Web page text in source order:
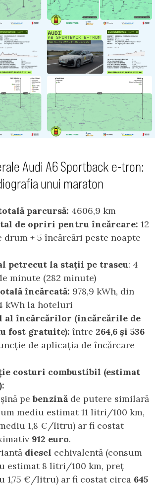
Audi A6 Sportback e-tron:
unui maraton
parcursă: 4606,9 km
de opriri pentru încărcare: 12
drum + 5 încărcări peste noapte
petrecut la stații pe traseu: 4
minute (282 minute)
încărcată: 978,9 kWh, din
kWh la hoteluri
al încărcărilor (încărcările de
fost gratuite): între 264,6 și 536
de aplicația de încărcare
costuri combustibil (estimat
pebenzinăde putere similară
mediu estimat 11 litri/100 km,
1,8 €/litru) ar fi costat
912 euro.
diesel echivalentă (consum
estimat 8 litri/100 km, preț
1,75 €/litru) ar fi costat circa 645